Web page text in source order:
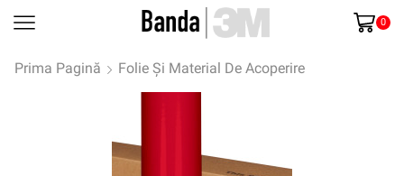
0
Prima Pagină Folie Și Material De Acoperire